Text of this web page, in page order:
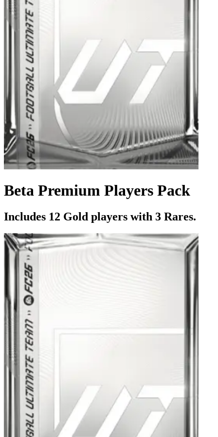
Beta Premium Players Pack
Includes 12 Gold players with 3 Rares.